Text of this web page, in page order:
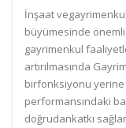
İnşaat
büyümesinde
gayrimenkul
artırılmasında
birfonksiyonu yerine
performansındaki
doğrudankatkı